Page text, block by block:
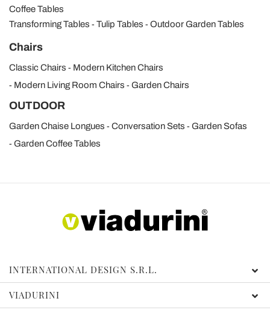
Coffee Tables
Transforming Tables
Tulip Tables Outdoor Garden Tables
Chairs
Classic Chairs
Modern Kitchen Chairs
Modern Living Room Chairs
Garden Chairs
OUTDOOR
Garden Chaise Longues Conversation Sets
Garden Sofas
Garden Coffee Tables
INTERNATIONAL DESIGN S.R.L.
VIADURINI